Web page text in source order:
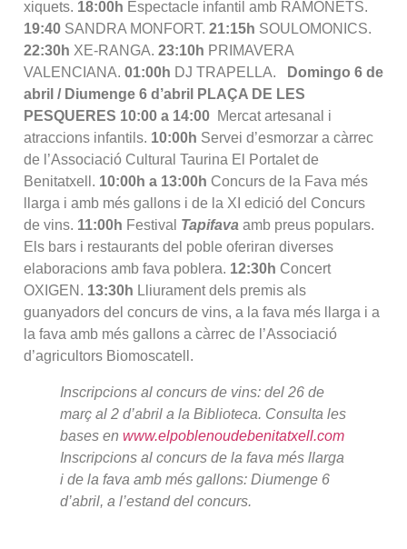
xiquets. 18:00h Espectacle infantil amb RAMONETS.
19:40 SANDRA MONFORT. 21:15h SOULOMONICS.
22:30h XE-RANGA. 23:10h PRIMAVERA
VALENCIANA. 01:00h DJ TRAPELLA.
Domingo 6 de
abril / Diumenge 6 d’abril
PLAÇA DE LES
PESQUERES 10:00 a 14:00 Mercat artesanal i
atraccions infantils. 10:00h Servei d’esmorzar a càrrec
de l’Associació Cultural Taurina El Portalet de
Benitatxell. 10:00h a 13:00h Concurs de la Fava més
llarga i amb més gallons i de la XI edició del Concurs
de vins. 11:00h Festival Tapifava amb preus populars.
Els bars i restaurants del poble oferiran diverses
elaboracions amb fava poblera. 12:30h Concert
OXIGEN. 13:30h Lliurament dels premis als
guanyadors del concurs de vins, a la fava més llarga i a
la fava amb més gallons a càrrec de l’Associació
d’agricultors Biomoscatell.
Inscripcions al concurs de vins: del 26 de
març al 2 d’abril a la Biblioteca. Consulta les
bases en www.elpoblenoudebenitatxell.com
Inscripcions al concurs de la fava més llarga
i de la fava amb més gallons: Diumenge 6
d’abril, a l’estand del concurs.